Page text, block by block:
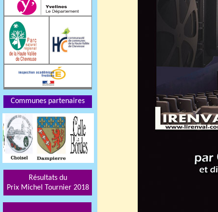
Communes partenaires
Résultats du
Prix Michel Tournier 2018